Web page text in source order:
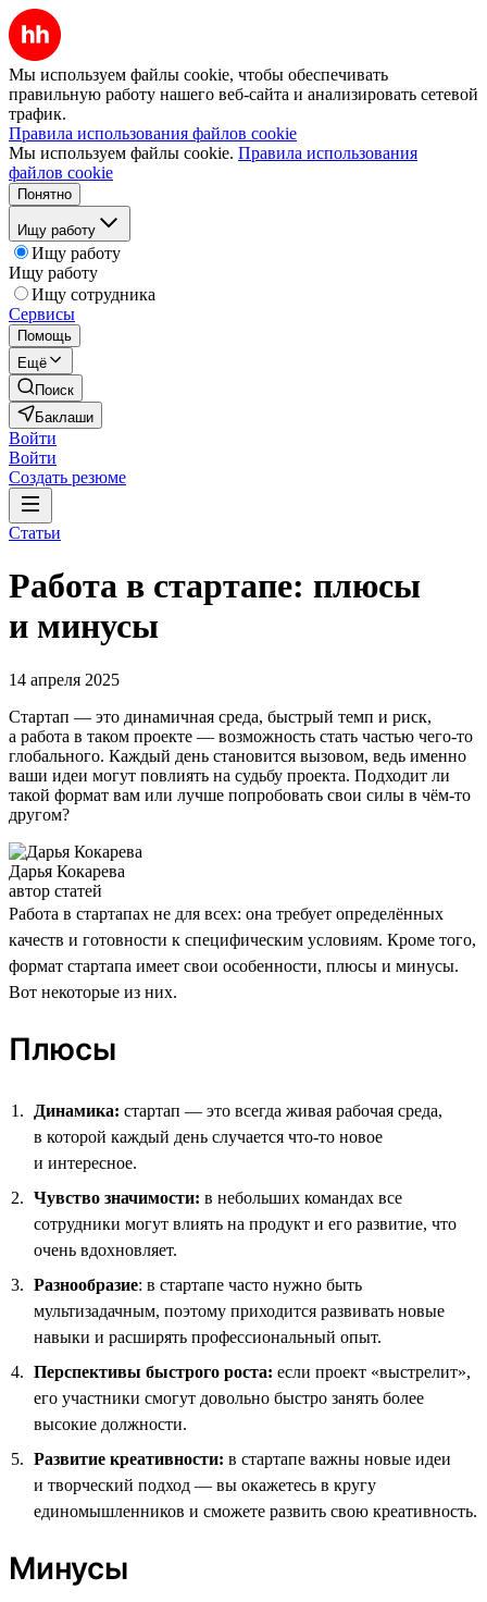
Мы используем файлы cookie, чтобы обеспечивать
правильную работу нашего веб-сайта и анализировать сетевой
трафик.
Правила использования файлов cookie
Мы используем файлы cookie. Правила использования
файлов cookie
Понятно
Ищу работу
Ищу работу
Ищу работу
Ищу сотрудника
Сервисы
Помощь
Ещё
Поиск
Баклаши
Войти
Войти
Создать резюме
Статьи
Работа в стартапе: плюсы
и минусы
14 апреля 2025
Стартап — это динамичная среда, быстрый темп и риск,
а работа в таком проекте — возможность стать частью чего-то
глобального. Каждый день становится вызовом, ведь именно
ваши идеи могут повлиять на судьбу проекта. Подходит ли
такой формат вам или лучше попробовать свои силы в чём-то
другом?
Дарья Кокарева
автор статей
Работа в стартапах не для всех: она требует определённых
качеств и готовности к специфическим условиям. Кроме того,
формат стартапа имеет свои особенности, плюсы и минусы.
Вот некоторые из них.
Плюсы
Динамика: стартап — это всегда живая рабочая среда,
в которой каждый день случается что-то новое
и интересное.
Чувство значимости: в небольших командах все
сотрудники могут влиять на продукт и его развитие, что
очень вдохновляет.
Разнообразие: в стартапе часто нужно быть
мультизадачным, поэтому приходится развивать новые
навыки и расширять профессиональный опыт.
Перспективы быстрого роста: если проект «выстрелит»,
его участники смогут довольно быстро занять более
высокие должности.
Развитие креативности: в стартапе важны новые идеи
и творческий подход — вы окажетесь в кругу
единомышленников и сможете развить свою креативность.
Минусы